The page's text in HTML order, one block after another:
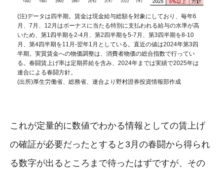
(注)データは四半期。賃金は現金給与総額を対象にしており、毎年6
月、7月、12月はボーナスに当たる特別に支払われる給与の水準が高
いため、第1四半期を2-4月、第2四半期を5-7月、第3四半期を8-10
月、第4四半期を11月-翌年1月としている。直近の値は2024年第3四
半期。実質賃金への物価調整は、消費者物価の総合指数で行ってい
る。春闘賃上げ率は定期昇給を含み、2024年までは実績で2025年は
連合による春闘方針。
(出所)厚生労働省、総務省、連合より野村證券投資情報部作成
これが定量的に数値でわかる情報としての賃上げ
の確証が必要だったとすると3月の春闘から得られ
る数字が出るところまで待ったはずですが、その